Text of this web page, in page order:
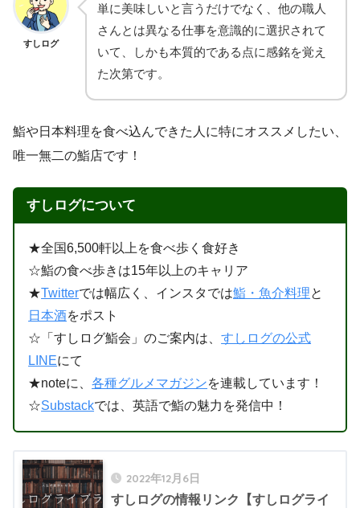
すしログ
単に美味しいと言うだけでなく、他の職人
さんとは異なる仕事を意識的に選択されて
いて、しかも本質的である点に感銘を覚え
た次第です。
鮨や日本料理を食べ込んできた人に特にオススメしたい、
唯一無二の鮨店です！
すしログについて
★全国6,500軒以上を食べ歩く食好き
☆鮨の食べ歩きは15年以上のキャリア
★Twitterでは幅広く、インスタでは鮨・魚介料理と
日本酒をポスト
☆「すしログ鮨会」のご案内は、すしログの公式
LINEにて
★noteに、各種グルメマガジンを連載しています！
☆Substackでは、英語で鮨の魅力を発信中！
2022年12月6日
すしログの情報リンク【すしログライ